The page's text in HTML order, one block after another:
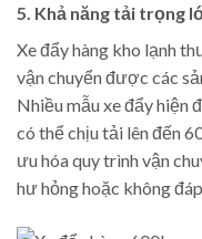
5. Khả năng tải trọng
Xe đẩy hàng kho lạnh
vận chuyển được các
Nhiều mẫu xe đẩy hiện
có thể chịu tải lên đến
ưu hóa quy trình vận
hư hỏng hoặc không